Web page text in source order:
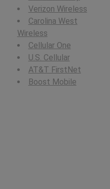
Verizon Wireless
Carolina West
Wireless
Cellular One
U.S. Cellular
AT&T FirstNet
Boost Mobile